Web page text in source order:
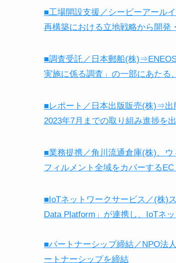
■工場開設支援／シービーアール
再構築における立地戦略から開発
■調査受託／日本郵船(株
実施に係る調査」の一部にあたる
■レポート／日本出版販売(株)⇒出
2023年7月までの取り組み進捗を
■業務提携／角川流通倉庫(株)、
フィルメント全域をカバーする
■IoTネットワークサービス／(株)
Data Platform」が連携し、IoTネ
■パートナーシップ締結／NPO法
ートナーシップを締結